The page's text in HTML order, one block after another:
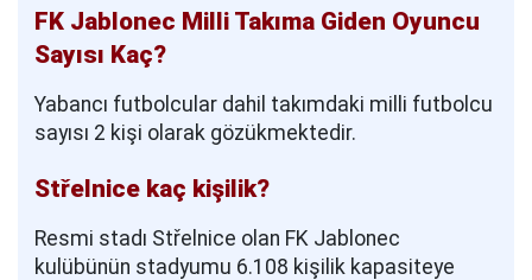
FK Jablonec Milli Takıma Giden Oyuncu
Sayısı Kaç?
Yabancı futbolcular dahil takımdaki milli futbolcu
sayısı 2 kişi olarak gözükmektedir.
Střelnice kaç kişilik?
Resmi stadı Střelnice olan FK Jablonec
kulübünün stadyumu 6.108 kişilik kapasiteye